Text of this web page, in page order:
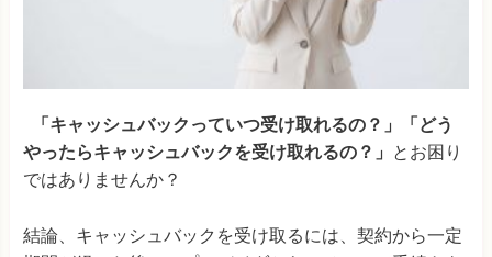
「キャッシュバックっていつ受け取れるの？」「どう
やったらキャッシュバックを受け取れるの？」
とお困り
ではありませんか？
結論、キャッシュバックを受け取るには、契約から一定